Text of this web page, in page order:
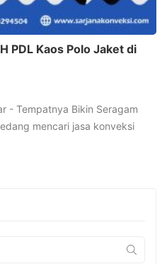
PDL Kaos Polo Jaket di
- Tempatnya Bikin Seragam
mencari jasa konveksi